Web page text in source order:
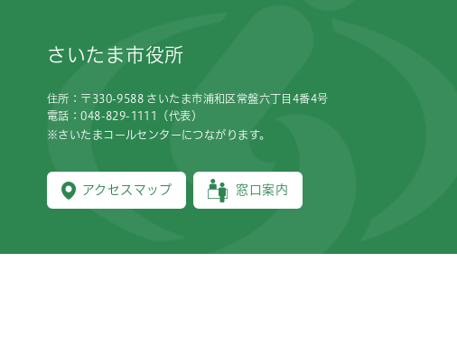
さいたま市役所
住所：〒330-9588 さいたま市浦和区常盤六丁目4番4号
電話：048-829-1111（代表）
※さいたまコールセンターにつながります。
アクセスマップ 窓口案内